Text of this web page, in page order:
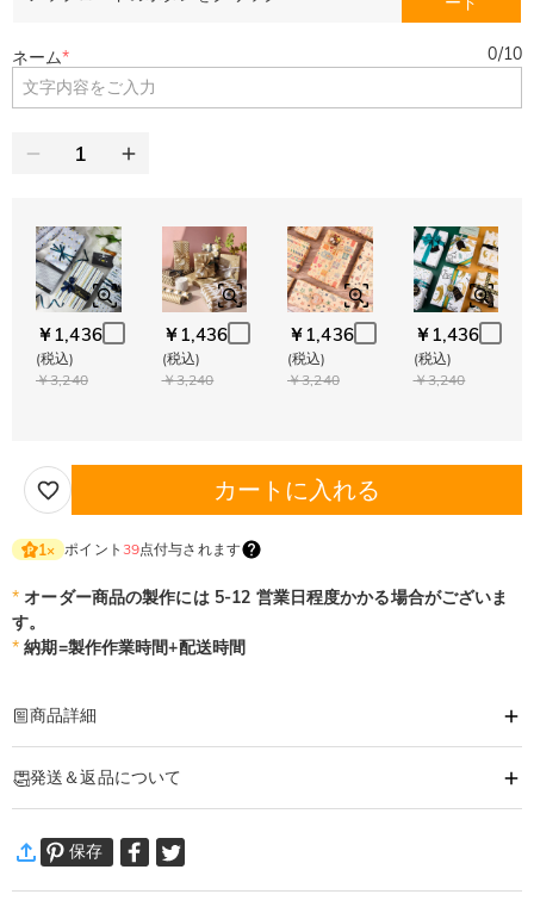
ネーム* 0/10
￥1,436
(税込)
￥3,240
￥1,436
(税込)
￥3,240
￥1,436
(税込)
￥3,240
￥1,436
(税込)
￥3,240
カートに入れる
1× ポイント 39点付与されます
* オーダー商品の製作には 5-12 営業日程度かかる場合がございま
す。
* 納期=製作作業時間+配送時間
商品詳細
名前や写真、ペットのイラスト、メッセージなどを刻印できる、世界に一つだ
けのステンレスタンブラーです。
高品質なレザースリーブが滑り止めになるだけでなく、クラシックで温かみの
ある風格を演出。丈夫なステンレス製で保冷・保温機能に優れ、通勤やアウト
ドアでも長く使えます。
発送＆返品について
万一、ご注文商品にご満足いただけない場合は、商品が到着後60日
保存